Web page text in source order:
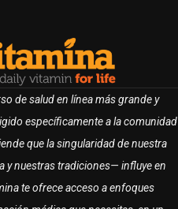
de salud en línea más grande y
específicamente a la comunidad
que la singularidad de nuestra
y nuestras tradiciones— influye en
te ofrece acceso a enfoques